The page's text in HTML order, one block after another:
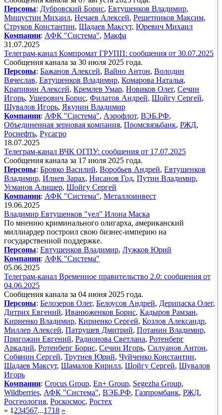
Персоны: Дубровский Борис, Евтушенков Владимир,
Мишустин Михаил, Нечаев Алексей, Решетников Максим,
Струков Константин, Шадаев Максут, Юревич Михаил
Компании: АФК "Система", Макфа
31.07.2025
Телеграм-канал Компромат ГРУПП: сообщения от 30.07.2025
Сообщения канала за 30 июля 2025 года.
Персоны: Бажанов Алексей, Вайно Антон, Володин
Вячеслав, Евтушенков Владимир, Комарова Наталья,
Крапивин Алексей, Кремлев Умар, Новиков Олег, Сечин
Игорь, Ушерович Борис, Филатов Андрей, Шойгу Сергей,
Шувалов Игорь, Якунин Владимир
Компании: АФК "Система", Аэрофлот, ВЭБ.РФ,
Объединенная зерновая компания, Промсвязьбанк, РЖД,
Роснефть, Русагро
18.07.2025
Телеграм-канал ВЧК ОГПУ: сообщения от 17.07.2025
Сообщения канала за 17 июля 2025 года.
Персоны: Бровко Василий, Воробьев Андрей, Евтушенков
Владимир, Илиев Зарах, Нисанов Год, Путин Владимир,
Усманов Алишер, Шойгу Сергей
Компании: АФК "Система", Металлоинвест
19.06.2025
Владимир Евтушенков "уел" Илона Маска
По мнению криминального олигарха, американский
миллиардер построил свою бизнес-империю на
государственной поддержке.
Персоны: Евтушенков Владимир, Лужков Юрий
Компании: АФК "Система"
05.06.2025
Телеграм-канал Временное правительство 2.0: сообщения от
04.06.2025
Сообщения канала за 04 июня 2025 года.
Персоны: Белозеров Олег, Белоусов Андрей, Дерипаска Олег,
Дитрих Евгений, Иванюженков Борис, Кадыров Рамзан,
Кириенко Владимир, Кириенко Сергей, Козлов Александр,
Миллер Алексей, Патрушев Дмитрий, Потанин Владимир,
Пригожин Евгений, Радионова Светлана, Ротенберг
Аркадий, Ротенберг Борис, Сечин Игорь, Силуанов Антон,
Собянин Сергей, Трутнев Юрий, Чуйченко Константин,
Шадаев Максут, Шамалов Кирилл, Шойгу Сергей, Шувалов
Игорь
Компании: Crocus Group, En+ Group, Segezha Group,
Wildberries, АФК "Система", ВЭБ.РФ, Газпромбанк, РЖД,
Росгеология, Роскосмос, Ростех
« 1 234567...1718 »